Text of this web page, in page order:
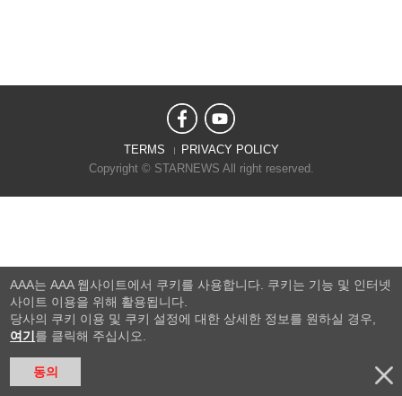
TERMS
PRIVACY POLICY
Copyright © STARNEWS All right reserved.
AAA는 AAA 웹사이트에서 쿠키를 사용합니다. 쿠키는 기능 및 인터넷
사이트 이용을 위해 활용됩니다.
당사의 쿠키 이용 및 쿠키 설정에 대한 상세한 정보를 원하실 경우,
여기 를 클릭해 주십시오.
동의